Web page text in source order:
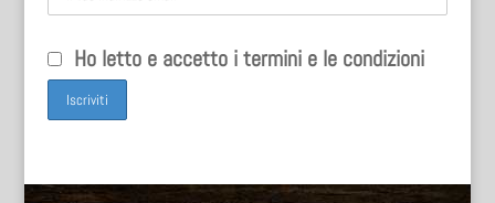
Ho letto e accetto i termini e le condizioni